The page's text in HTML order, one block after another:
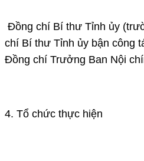
Đồng chí Bí thư Tỉnh ủy
chí Bí thư Tỉnh ủy bận công
Đồng chí Trưởng Ban Nội
4. Tổ chức thực hiện